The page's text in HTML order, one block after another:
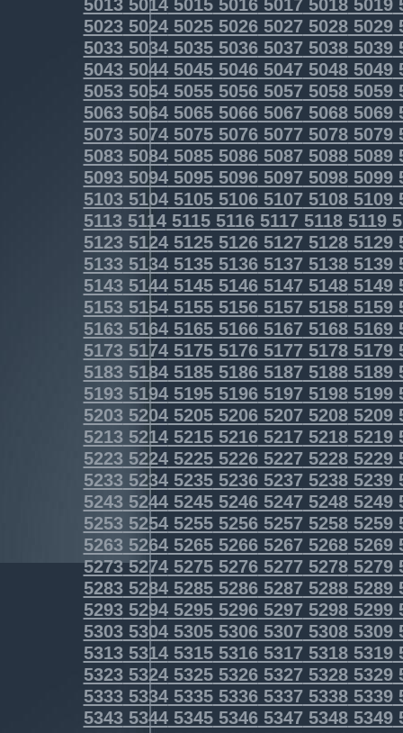
5023502450255026502750285029
5033503450355036503750385039
5043504450455046504750485049
5053505450555056505750585059
5063506450655066506750685069
5073507450755076507750785079
5083508450855086508750885089
5093509450955096509750985099
5103510451055106510751085109
5113511451155116511751185119
5123512451255126512751285129
5133513451355136513751385139
5143514451455146514751485149
5153515451555156515751585159
5163516451655166516751685169
5173517451755176517751785179
5183518451855186518751885189
5193519451955196519751985199
5203520452055206520752085209
5213521452155216521752185219
5223522452255226522752285229
5233523452355236523752385239
5243524452455246524752485249
5253525452555256525752585259
5263526452655266526752685269
5273527452755276527752785279
5283528452855286528752885289
5293529452955296529752985299
5303530453055306530753085309
5313531453155316531753185319
5323532453255326532753285329
5333533453355336533753385339
5343534453455346534753485349